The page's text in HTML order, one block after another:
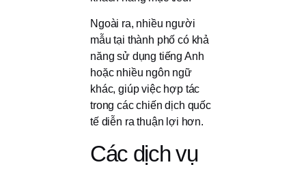
Ngoài ra, nhiều người
mẫu tại thành phố có khả
năng sử dụng tiếng Anh
hoặc nhiều ngôn ngữ
khác, giúp việc hợp tác
trong các chiến dịch quốc
tế diễn ra thuận lợi hơn.
Các dịch vụ